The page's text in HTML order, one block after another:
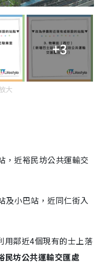
+3
大
，近裕民坊公共運輸交
及小巴站，近同仁街入
用鄰近4個現有的士上落
民坊公共運輸交匯處